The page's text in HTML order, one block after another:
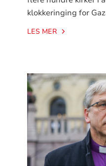
klokkeringing for
LES MER